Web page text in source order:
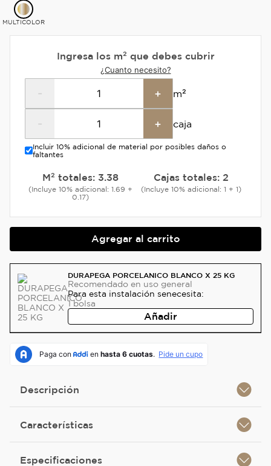
MULTICOLOR
Ingresa los m² que debes cubrir
¿Cuanto necesito?
- + m²
- + caja
Incluir 10% adicional de material por posibles daños o
faltantes
M² totales: 3.38
(Incluye 10% adicional: 1.69 +
0.17)
Cajas totales: 2
(Incluye 10% adicional: 1 + 1)
Agregar al carrito
DURAPEGA PORCELANICO BLANCO X 25 KG
Recomendado en uso general
Para esta instalación senecesita:
1 bolsa
Añadir
Descripción
Características
Especificaciones